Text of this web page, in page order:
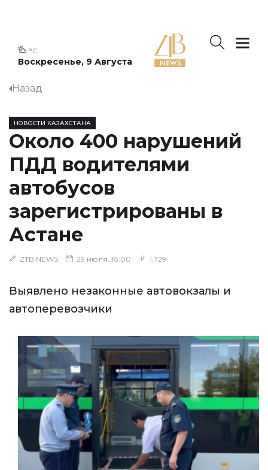
Воскресенье, 9 Августа
°C
Назад
НОВОСТИ КАЗАХСТАНА
Около 400 нарушений
ПДД водителями
автобусов
зарегистрированы в
Астане
ZTB NEWS 29 июля, 18:00 1,729
Выявлено незаконные автовокзалы и
автоперевозчики